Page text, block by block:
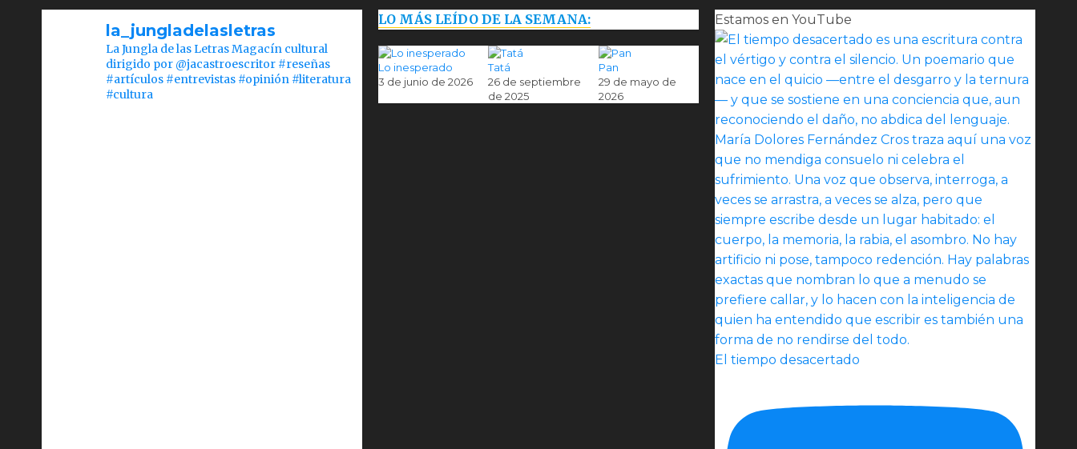
la_jungladelasletras
La Jungla de las Letras Magacín cultural
dirigido por @jacastroescritor #reseñas
#artículos #entrevistas #opinión #literatura
#cultura
LO MÁS LEÍDO DE LA SEMANA:
Lo inesperado
3 de junio de 2026
Tatá
26 de septiembre
de 2025
Pan
29 de mayo de
2026
Estamos en YouTube
El tiempo desacertado